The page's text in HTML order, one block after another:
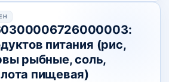
питания (рис,
рыбные, соль,
пищевая)